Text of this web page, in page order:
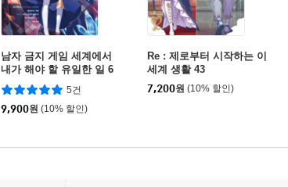
남자 금지 게임 세계에서
내가 해야 할 유일한 일 6
5건
9,900원 (10% 할인)
Re : 제로부터 시작하는 이
세계 생활 43
7,200원 (10% 할인)